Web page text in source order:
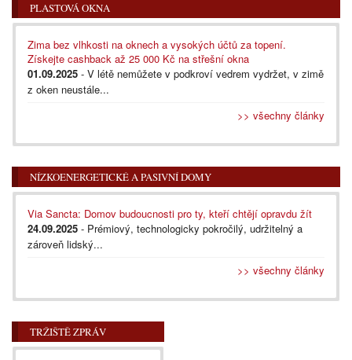
PLASTOVÁ OKNA
Zima bez vlhkosti na oknech a vysokých účtů za topení.
Získejte cashback až 25 000 Kč na střešní okna
01.09.2025 - V létě nemůžete v podkroví vedrem vydržet, v zimě
z oken neustále...
>> všechny články
NÍZKOENERGETICKÉ A PASIVNÍ DOMY
Via Sancta: Domov budoucnosti pro ty, kteří chtějí opravdu žít
24.09.2025 - Prémiový, technologicky pokročilý, udržitelný a
zároveň lidský...
>> všechny články
TRŽIŠTĚ ZPRÁV